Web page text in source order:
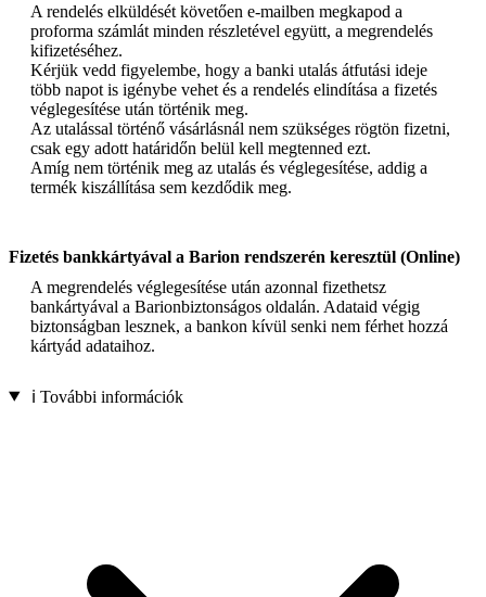
A rendelés elküldését követően e-mailben megkapod a
proforma számlát minden részletével együtt, a megrendelés
kifizetéséhez.
Kérjük vedd figyelembe, hogy a banki utalás átfutási ideje
több napot is igénybe vehet és a rendelés elindítása a fizetés
véglegesítése után történik meg.
Az utalással történő vásárlásnál nem szükséges rögtön fizetni,
csak egy adott határidőn belül kell megtenned ezt.
Amíg nem történik meg az utalás és véglegesítése, addig a
termék kiszállítása sem kezdődik meg.
Fizetés bankkártyával a Barion rendszerén keresztül (Online)
A megrendelés véglegesítése után azonnal fizethetsz
bankártyával a Barionbiztonságos oldalán. Adataid végig
biztonságban lesznek, a bankon kívül senki nem férhet hozzá
kártyád adataihoz.
ℹ️ További információk